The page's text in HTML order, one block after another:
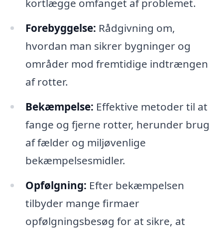
kortlægge omfanget af problemet.
Forebyggelse: Rådgivning om,
hvordan man sikrer bygninger og
områder mod fremtidige indtrængen
af rotter.
Bekæmpelse: Effektive metoder til at
fange og fjerne rotter, herunder brug
af fælder og miljøvenlige
bekæmpelsesmidler.
Opfølgning: Efter bekæmpelsen
tilbyder mange firmaer
opfølgningsbesøg for at sikre, at